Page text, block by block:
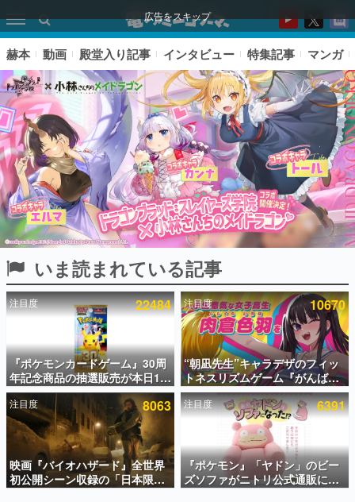
広告をスキップ
ピックアップ
電ファミのいま読まれている記事ランキング
アプリセール情報
インタビュー
連載・特集一覧
殿堂入り記事
SNS拡散数が数千以上！ ページビュー数万以上！ などな
ど。多くの人々に読まれた、電ファミ渾身の“殿堂入り”記
事をまとめました。
赫本 動画 殿堂入り記事 インタビュー 特集記事 マンガ
いま読まれている記事
注目度 22484
『ポケモンカードゲーム』30周
年記念商品の抽選販売が本日12
時より開始。拡張パック「30th
CELEBRATION」のボックス
に、「プレミアムデッキセット
エーフィ・ブラッキー」
「FUTURISTIC BOX」の計3商
品
注目度 10670
“朝凪先生”キャラデザのフィッ
トネスリズムゲーム『がんば
れ！チアリズム』Steamストア
ページが公開。キャラクターの
CVは陽向葵ゅかさん
注目度 8063
映画『バイオハザード』全世界
初公開シーン収録の「日本限
定」予告映像が解禁。バイオの
注目度 6391
『ポケモン』「ヤドン」のビー
ズソファがニトリ公式通販にて
販売中。かわいらしい顔や立体